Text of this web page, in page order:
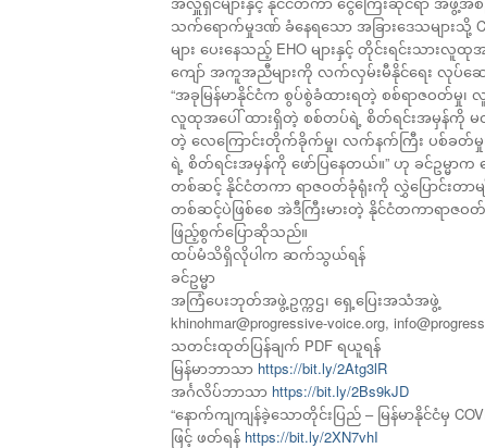
သက်ရောက်မှုဒဏ် ခံနေရသော အခြားဒေသများသို့
များ ပေးနေသည့် EHO များနှင့် တိုင်းရင်းသ
ကျော် အကူအညီများကို လက်လှမ်းမီနိုင်ရေး လုပ်ဆ
“အခုမြန်မာနိုင်ငံက စွပ်စွဲခံထားရတဲ့ စစ်ရာဇဝတ်
လူထုအပေါ် ထားရှိတဲ့ စစ်တပ်ရဲ့ စိတ်ရင်းအမှန်ကို မထ
တဲ့ လေကြောင်းတိုက်ခိုက်မှု၊ လက်နက်ကြီး ပစ်ခတ်မှု
ရဲ့ စိတ်ရင်းအမှန်ကို ဖော်ပြနေတယ်။” ဟု ခင်ဥမ္မာက
တစ်ဆင့် နိုင်ငံတကာ ရာဇဝတ်ခုံရုံးကို လွှဲပြောင်းတ
တစ်ဆင့်ပဲဖြစ်စေ အဲဒီကြီးမားတဲ့ နိုင်ငံတကာရာဇဝ
ဖြည့်စွက်ပြောဆိုသည်။
ထပ်မံသိရှိလိုပါက ဆက်သွယ်ရန်
ခင်ဥမ္မာ
အကြံပေးဘုတ်အဖွဲ့ဥက္ကဌ၊ ရှေ့ပြေးအသံအဖွဲ့
khinohmar@progressive-voice.org,
သတင်းထုတ်ပြန်ချက် PDF ရယူရန်
မြန်မာဘာသာ https://bit.ly/2Atg3lR
အင်္ဂလိပ်ဘာသာ https://bit.ly/2Bs9kJD
“နောက်ကျကျန်ခဲ့သောတိုင်းပြည် – မြန်မာနိုင်ငံမှ
ဖြင့် ဖတ်ရန် https://bit.ly/2XN7vhI